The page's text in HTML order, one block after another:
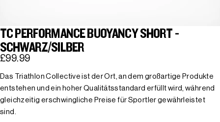
TC PERFORMANCE BUOYANCY SHORT -
SCHWARZ/SILBER
£99.99
Das Triathlon Collective ist der Ort, an dem großartige Produkte
entstehen und ein hoher Qualitätsstandard erfüllt wird, während
gleichzeitig erschwingliche Preise für Sportler gewährleistet
sind.